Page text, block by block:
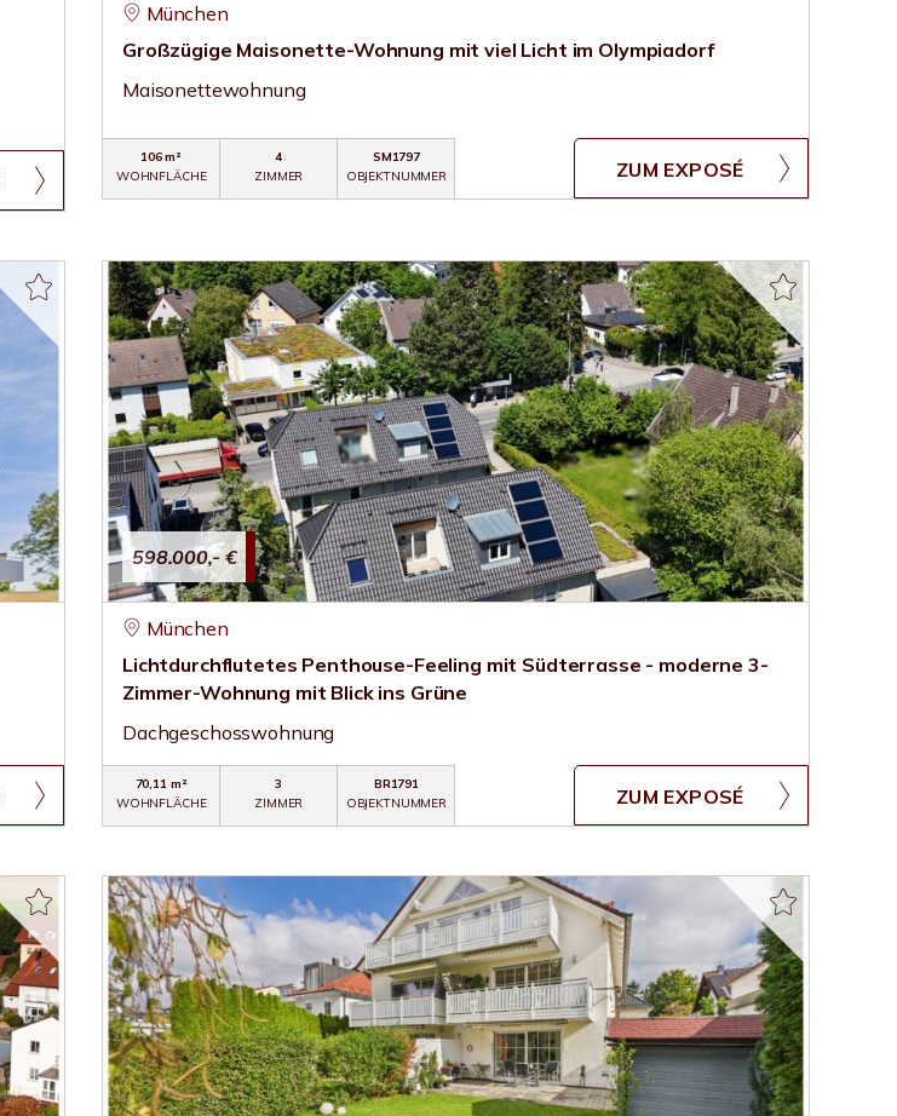
München
Großzügige Maisonette-Wohnung mit viel Licht im Olympiadorf
Maisonettewohnung
106 m²
WOHNFLÄCHE
4
ZIMMER
SM1797
OBJEKTNUMMER
ZUM EXPOSÉ
598.000,- €
München
Lichtdurchflutetes Penthouse-Feeling mit Südterrasse - moderne 3-
Zimmer-Wohnung mit Blick ins Grüne
Dachgeschosswohnung
70,11 m²
WOHNFLÄCHE
3
ZIMMER
BR1791
OBJEKTNUMMER
ZUM EXPOSÉ